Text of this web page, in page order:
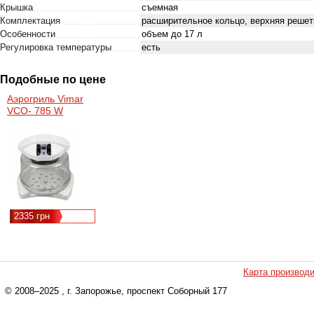
Крышка
съемная
Комплектация
расширительное кольцо, верхняя
Особенности
объем до 17 л
Регулировка температуры
есть
Подобные по цене
Аэрогриль Vimar
VCO- 785 W
2335 грн
Карта
© 2008–2025 , г. Запорожье, проспект Соборный 177